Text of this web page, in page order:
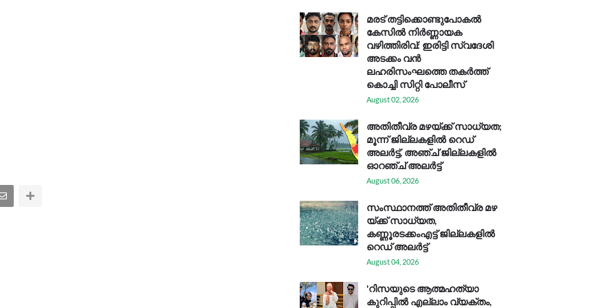
മരട് തട്ടിക്കൊണ്ടുപോകൽ
കേസിൽ നിർണ്ണായക
വഴിത്തിരിവ്: ഇരിട്ടി സ്വദേശി
അടക്കം വൻ
ലഹരിസംഘത്തെ തകർത്ത്
കൊച്ചി സിറ്റി പോലീസ്
August 02, 2026
അതിതീവ്ര മഴയ്ക്ക് സാധ്യത;
മൂന്ന് ജില്ലകളിൽ റെഡ്
അലർട്ട്, അഞ്ച് ജില്ലകളിൽ
ഓറഞ്ച് അലർട്ട്
August 06, 2026
സം​സ്ഥാ​ന​ത്ത് അ​തി​തീ​വ്ര മ​ഴ​
യ്ക്ക് സാ​ധ്യ​ത,
കണ്ണൂരടക്കംഎ​ട്ട് ജി​ല്ല​ക​ളി​ൽ
റെ​ഡ് അ​ലർ​ട്ട്
August 04, 2026
'റിസയുടെ ആത്മഹത്യാ
കുറിപ്പിൽ എല്ലാം വ്യക്തം,